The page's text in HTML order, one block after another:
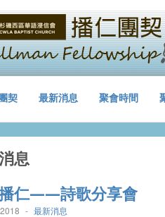
契 最新消息 聚會時間
息
仁——詩歌分享會
- 最新消息